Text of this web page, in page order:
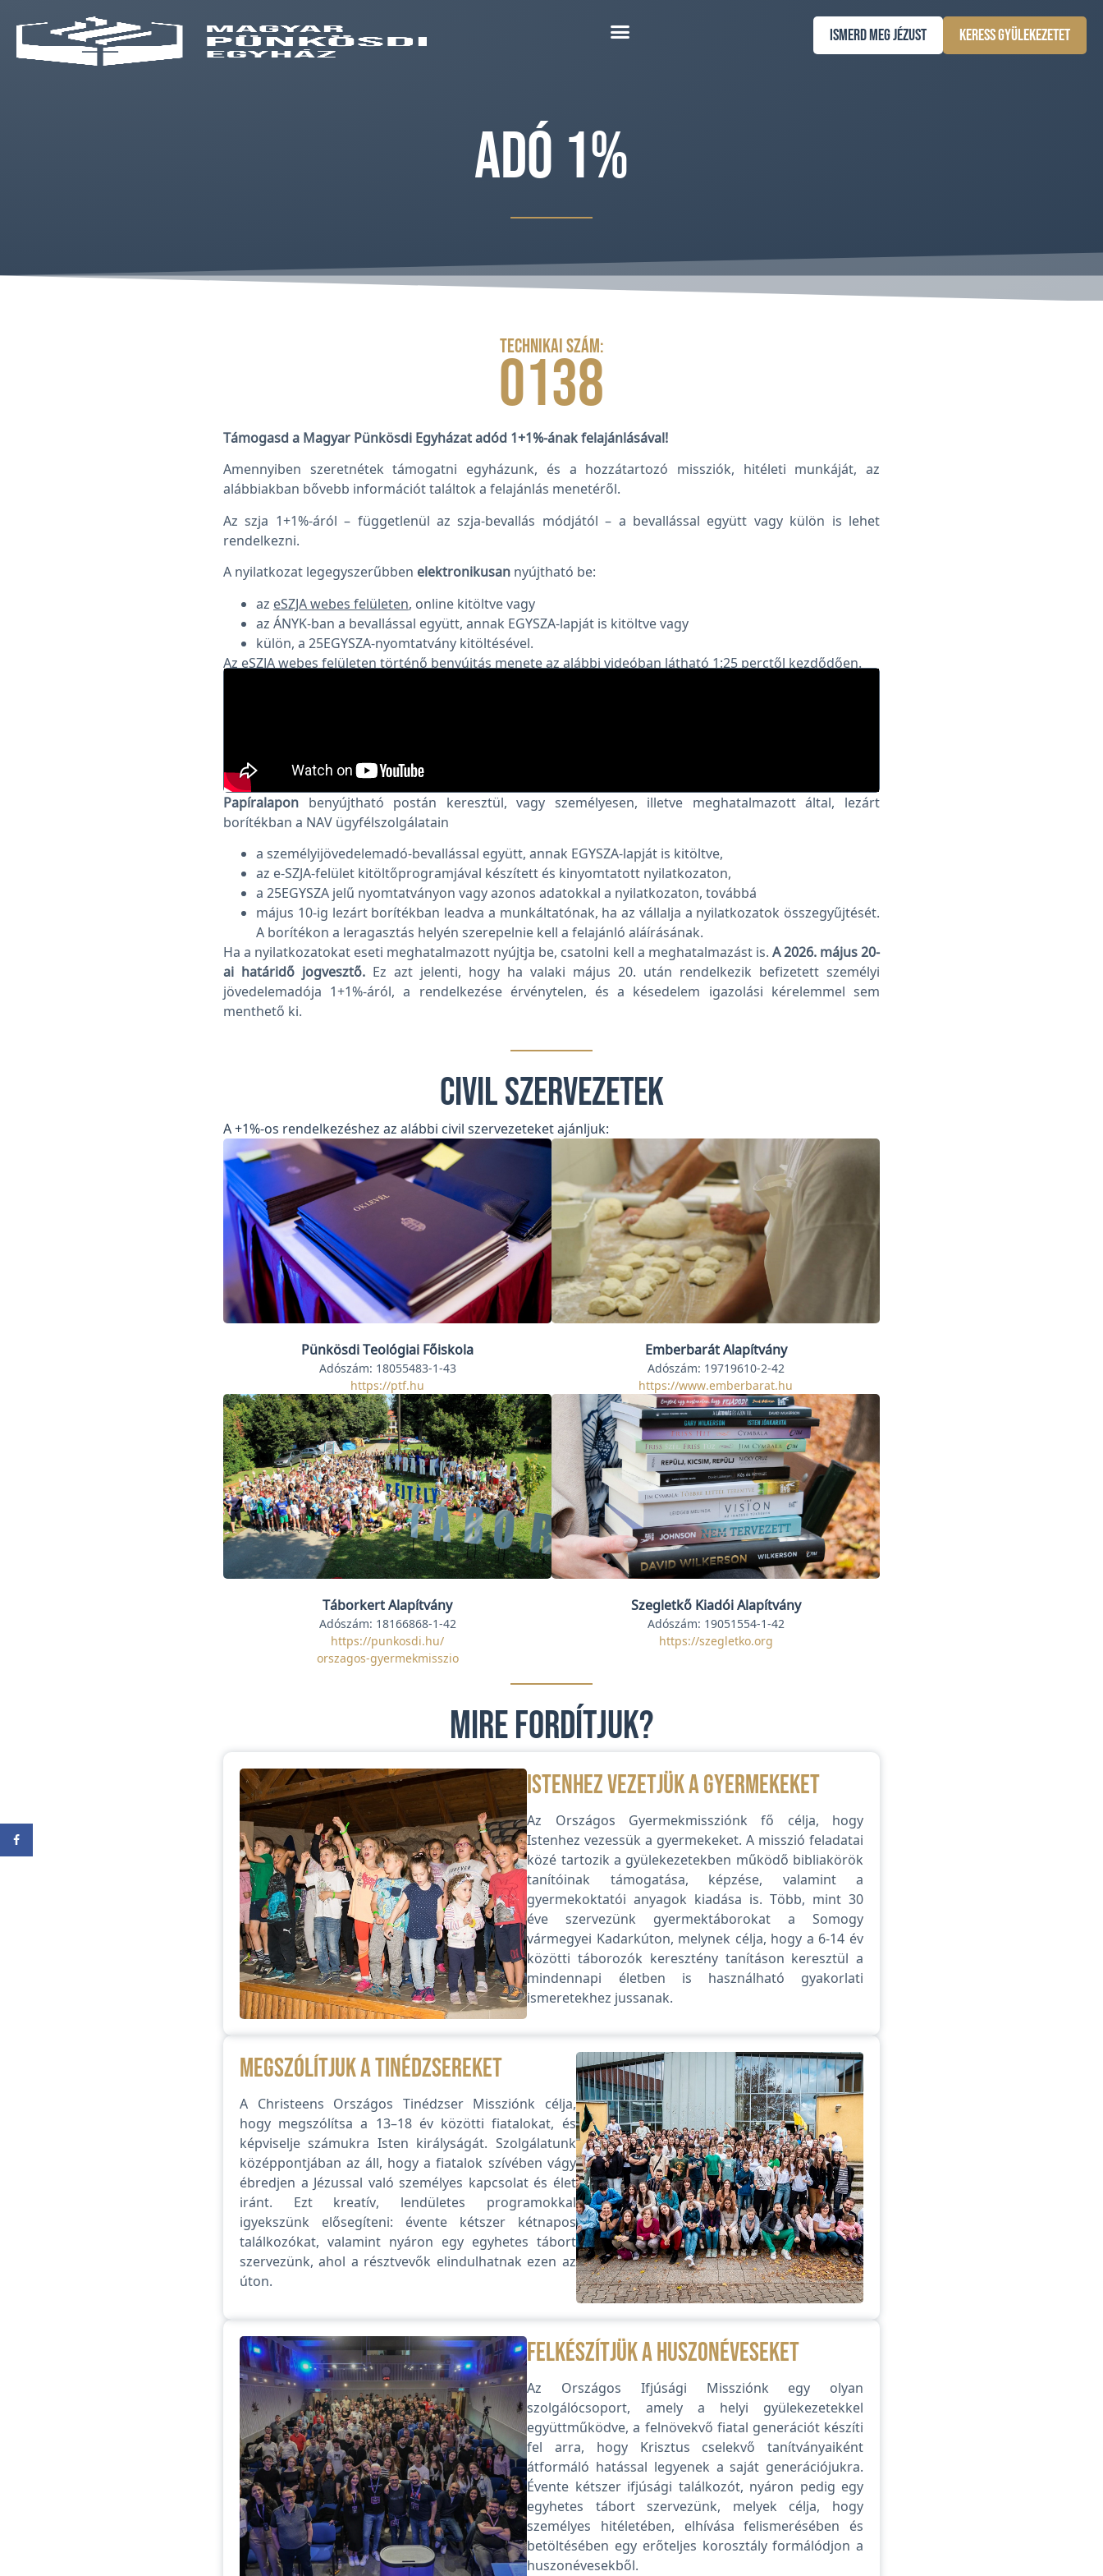
Ismerd meg Jézust Keress gyülekezetet
Adó 1%
Technikai szám:
0138
Támogasd a Magyar Pünkösdi Egyházat adód 1+1%-ának felajánlásával!
Amennyiben szeretnétek támogatni egyházunk, és a hozzátartozó missziók, hitéleti munkáját, az
alábbiakban bővebb információt találtok a felajánlás menetéről.
Az szja 1+1%-áról – függetlenül az szja-bevallás módjától – a bevallással együtt vagy külön is lehet
rendelkezni.
A nyilatkozat legegyszerűbben elektronikusan nyújtható be:
az eSZJA webes felületen, online kitöltve vagy
az ÁNYK-ban a bevallással együtt, annak EGYSZA-lapját is kitöltve vagy
külön, a 25EGYSZA-nyomtatvány kitöltésével.
Az eSZJA webes felületen történő benyújtás menete az alábbi videóban látható 1:25 perctől kezdődően.
Papíralapon benyújtható postán keresztül, vagy személyesen, illetve meghatalmazott által, lezárt
borítékban a NAV ügyfélszolgálatain
a személyijövedelemadó-bevallással együtt, annak EGYSZA-lapját is kitöltve,
az e-SZJA-felület kitöltőprogramjával készített és kinyomtatott nyilatkozaton,
a 25EGYSZA jelű nyomtatványon vagy azonos adatokkal a nyilatkozaton, továbbá
május 10-ig lezárt borítékban leadva a munkáltatónak, ha az vállalja a nyilatkozatok összegyűjtését.
A borítékon a leragasztás helyén szerepelnie kell a felajánló aláírásának.
Ha a nyilatkozatokat eseti meghatalmazott nyújtja be, csatolni kell a meghatalmazást is. A 2026. május 20-
ai határidő jogvesztő. Ez azt jelenti, hogy ha valaki május 20. után rendelkezik befizetett személyi
jövedelemadója 1+1%-áról, a rendelkezése érvénytelen, és a késedelem igazolási kérelemmel sem
menthető ki.
Civil szervezetek
A +1%-os rendelkezéshez az alábbi civil szervezeteket ajánljuk:
Pünkösdi Teológiai Főiskola
Adószám: 18055483-1-43
https://ptf.hu
Emberbarát Alapítvány
Adószám: 19719610-2-42
https://www.emberbarat.hu
Táborkert Alapítvány
Adószám: 18166868-1-42
https://punkosdi.hu/
orszagos-gyermekmisszio
Szegletkő Kiadói Alapítvány
Adószám: 19051554-1-42
https://szegletko.org
Mire fordítjuk?
Istenhez vezetjük a gyermekeket
Az Országos Gyermekmissziónk fő célja, hogy
Istenhez vezessük a gyermekeket. A misszió feladatai
közé tartozik a gyülekezetekben működő bibliakörök
tanítóinak támogatása, képzése, valamint a
gyermekoktatói anyagok kiadása is. Több, mint 30
éve szervezünk gyermektáborokat a Somogy
vármegyei Kadarkúton, melynek célja, hogy a 6-14 év
közötti táborozók keresztény tanításon keresztül a
mindennapi életben is használható gyakorlati
ismeretekhez jussanak.
Megszólítjuk a tinédzsereket
A Christeens Országos Tinédzser Missziónk célja,
hogy megszólítsa a 13–18 év közötti fiatalokat, és
képviselje számukra Isten királyságát. Szolgálatunk
középpontjában az áll, hogy a fiatalok szívében vágy
ébredjen a Jézussal való személyes kapcsolat és élet
iránt. Ezt kreatív, lendületes programokkal
igyekszünk elősegíteni: évente kétszer kétnapos
találkozókat, valamint nyáron egy egyhetes tábort
szervezünk, ahol a résztvevők elindulhatnak ezen az
úton.
Felkészítjük a huszonéveseket
Az Országos Ifjúsági Missziónk egy olyan
szolgálócsoport, amely a helyi gyülekezetekkel
együttműködve, a felnövekvő fiatal generációt készíti
fel arra, hogy Krisztus cselekvő tanítványaiként
átformáló hatással legyenek a saját generációjukra.
Évente kétszer ifjúsági találkozót, nyáron pedig egy
egyhetes tábort szervezünk, melyek célja, hogy
személyes hitéletében, elhívása felismerésében és
betöltésében egy erőteljes korosztály formálódjon a
huszonévesekből.